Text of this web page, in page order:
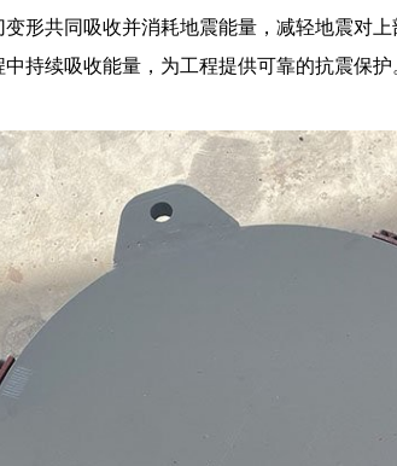
形共同吸收并消耗地震能量，减轻地震对
持续吸收能量，为工程提供可靠的抗震保